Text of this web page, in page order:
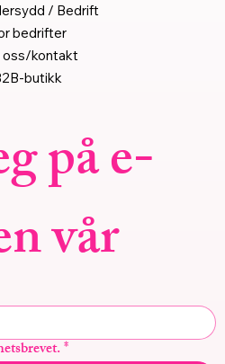
på e-
vår
*
/ Bedrift
bedrifter
oss/kontakt
butikk